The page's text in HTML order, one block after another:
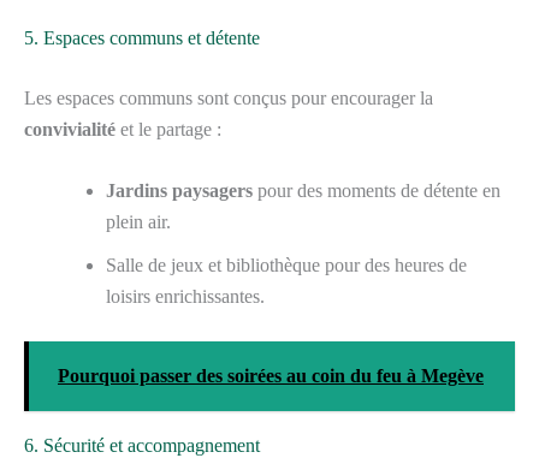
5. Espaces communs et détente
Les espaces communs sont conçus pour encourager la
convivialité et le partage :
Jardins paysagers pour des moments de détente en
plein air.
Salle de jeux et bibliothèque pour des heures de
loisirs enrichissantes.
Pourquoi passer des soirées au coin du feu à Megève
6. Sécurité et accompagnement